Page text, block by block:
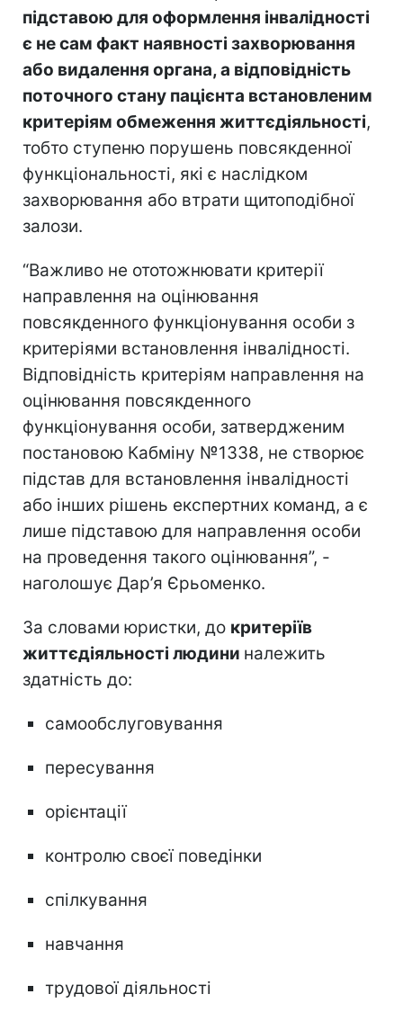
підставою для оформлення інвалідності
є не сам факт наявності захворювання
або видалення органа, а відповідність
поточного стану пацієнта встановленим
критеріям обмеження життєдіяльності,
тобто ступеню порушень повсякденної
функціональності, які є наслідком
захворювання або втрати щитоподібної
залози.
“Важливо не ототожнювати критерії
направлення на оцінювання
повсякденного функціонування особи з
критеріями встановлення інвалідності.
Відповідність критеріям направлення на
оцінювання повсякденного
функціонування особи, затвердженим
постановою Кабміну №1338, не створює
підстав для встановлення інвалідності
або інших рішень експертних команд, а є
лише підставою для направлення особи
на проведення такого оцінювання”, -
наголошує Дар’я Єрьоменко.
За словами юристки, до критеріїв
життєдіяльності людини належить
здатність до:
самообслуговування
пересування
орієнтації
контролю своєї поведінки
спілкування
навчання
трудової діяльності